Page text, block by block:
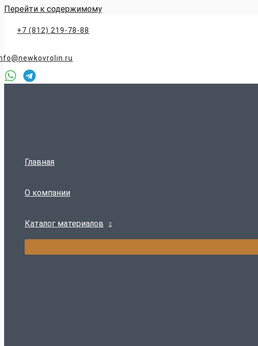
Перейти к содержимому
+7 (812) 219-78-88
Главная
О компании
Каталог материалов